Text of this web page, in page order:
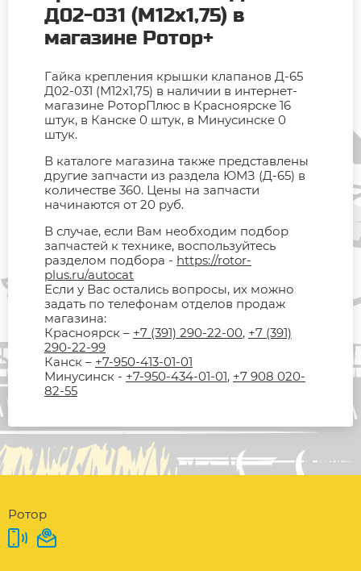
Д02-031 (М12х1,75) в
магазине Ротор+
Гайка крепления крышки клапанов Д-65
Д02-031 (М12х1,75) в наличии в интернет-
магазине РоторПлюс в Красноярске 16
штук, в Канске 0 штук, в Минусинске 0
штук.
В каталоге магазина также представлены
другие запчасти из раздела ЮМЗ (Д-65) в
количестве 360. Цены на запчасти
начинаются от 20 руб.
В случае, если Вам необходим подбор
запчастей к технике, воспользуйтесь
разделом подбора - https://rotor-
plus.ru/autocat
Если у Вас остались вопросы, их можно
задать по телефонам отделов продаж
магазина:
Красноярск – +7 (391) 290-22-00, +7 (391)
290-22-99
Канск – +7-950-413-01-01
Минусинск - +7-950-434-01-01, +7 908 020-
82-55
Ротор